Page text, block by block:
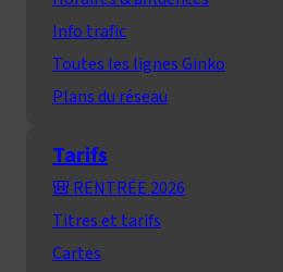
Info trafic
Toutes les lignes Ginko
Plans du réseau
Tarifs
🎒 RENTRÉE 2026
Titres et tarifs
Cartes